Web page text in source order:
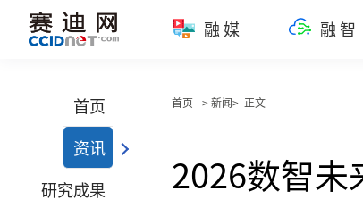
融媒 融智
首页
资讯
研究成果
首页 > 新闻> 正文
2026数智